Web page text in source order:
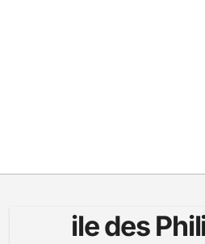
ile des